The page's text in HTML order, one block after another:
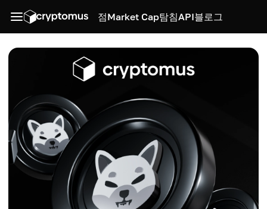
점Market Cap탐침API블로그